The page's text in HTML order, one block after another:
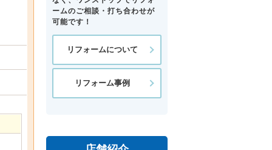
ームのご相談・打ち合わせが
可能です！
リフォームについて
リフォーム事例